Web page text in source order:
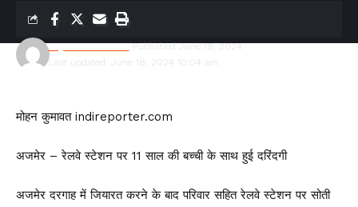
Last updated: June 18, 2024 10:04 am
Rajesh Kumawat Published June 18, 2024
मोहन कुमावत indireporter.com
अजमेर – रेलवे स्टेशन पर 11 साल की बच्ची के साथ हुई दरिंदगी
अजमेर दरगाह में जियारत करने के बाद परिवार सहित रेलवे स्टेशन पर सोती